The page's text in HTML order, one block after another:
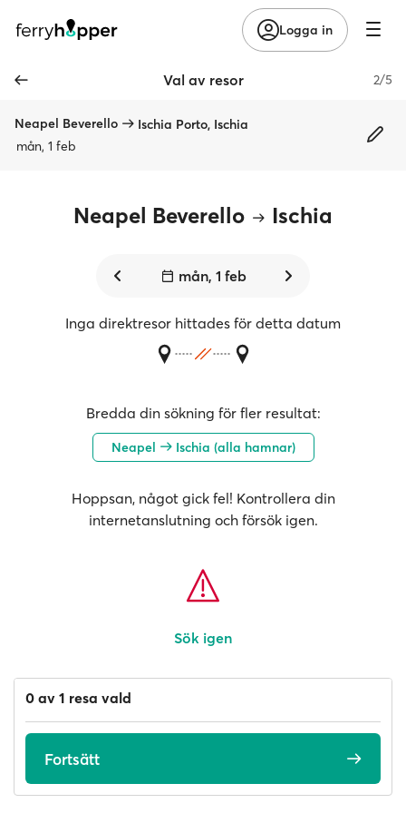
Logga in
Val av resor 2/5
Neapel Beverello
Ischia Porto, Ischia
mån, 1 feb
Neapel Beverello Ischia
mån, 1 feb
Inga direktresor hittades för detta datum
Bredda din sökning för fler resultat:
Neapel Ischia (alla hamnar)
Hoppsan, något gick fel! Kontrollera din
internetanslutning och försök igen.
Sök igen
0 av 1 resa vald
Fortsätt